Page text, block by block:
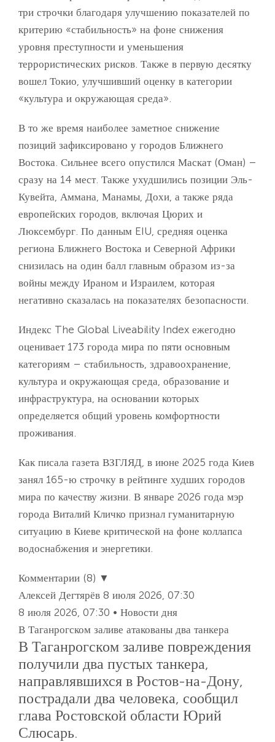
три строчки благодаря улучшению показателей по
критерию «стабильность» на фоне снижения
уровня преступности и уменьшения
террористических рисков. Также в первую десятку
вошел Токио, улучшивший оценку в категории
«культура и окружающая среда».
В то же время наиболее заметное снижение
позиций зафиксировано у городов Ближнего
Востока. Сильнее всего опустился Маскат (Оман) –
сразу на 14 мест. Также ухудшились позиции Эль-
Кувейта, Аммана, Манамы, Дохи, а также ряда
европейских городов, включая Цюрих и
Люксембург. По данным EIU, средняя оценка
региона Ближнего Востока и Северной Африки
снизилась на один балл главным образом из-за
войны между Ираном и Израилем, которая
негативно сказалась на показателях безопасности.
Индекс The Global Liveability Index ежегодно
оценивает 173 города мира по пяти основным
категориям – стабильность, здравоохранение,
культура и окружающая среда, образование и
инфраструктура, на основании которых
определяется общий уровень комфортности
проживания.
Как писала газета ВЗГЛЯД, в июне 2025 года Киев
занял 165-ю строчку в рейтинге худших городов
мира по качеству жизни. В январе 2026 года мэр
города Виталий Кличко признал гуманитарную
ситуацию в Киеве критической на фоне коллапса
водоснабжения и энергетики.
Комментарии (8) ▼
Алексей Дегтярёв 8 июля 2026, 07:30
8 июля 2026, 07:30 • Новости дня
В Таганрогском заливе атакованы два танкера
В Таганрогском заливе повреждения
получили два пустых танкера,
направлявшихся в Ростов-на-Дону,
пострадали два человека, сообщил
глава Ростовской области Юрий
Слюсарь.